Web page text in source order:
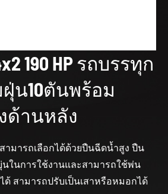
190 HP รถบรรทุก
น10ตันพร้อม
ด้านหลัง
ามารถเลือกได้ด้วยปืนฉีดน้ำสูง ปืน
ในการใช้งานและสามารถใช้พ่น
ด้ สามารถปรับเป็นเสาหรือหมอกได้